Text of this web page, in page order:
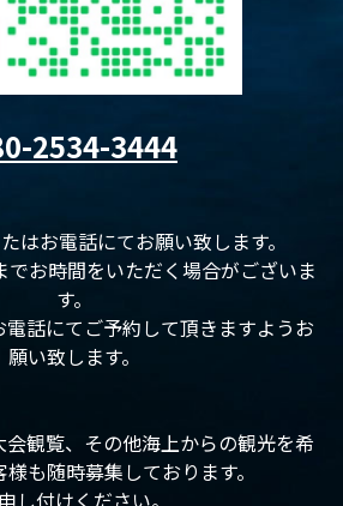
2534-3444
はお電話にてお願い致します。
でお時間をいただく場合がございま
す。
話にてご予約して頂きますようお
願い致します。
観覧、その他海上からの観光を希
も随時募集しております。
し付けください。